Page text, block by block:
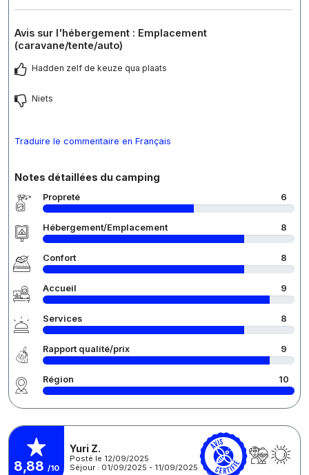
Avis sur l'hébergement : Emplacement
(caravane/tente/auto)
Hadden zelf de keuze qua plaats
Niets
Traduire le commentaire en Français
Notes détaillées du camping
Propreté 6
Hébergement/Emplacement 8
Confort 8
Accueil 9
Services 8
Rapport qualité/prix 9
Région 10
8,88 /10
Yuri Z.
Posté le 12/09/2025
Séjour : 01/09/2025 - 11/09/2025